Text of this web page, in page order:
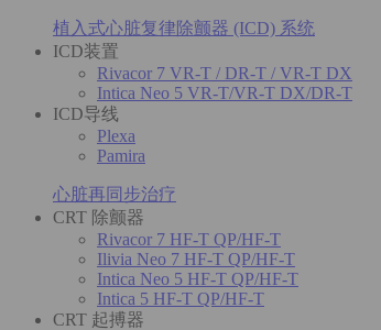
植入式心脏复律除颤器 (ICD) 系统
ICD装置
Rivacor 7 VR-T / DR-T / VR-T DX
Intica Neo 5 VR-T/VR-T DX/DR-T
ICD导线
Plexa
Pamira
心脏再同步治疗
CRT 除颤器
Rivacor 7 HF-T QP/HF-T
Ilivia Neo 7 HF-T QP/HF-T
Intica Neo 5 HF-T QP/HF-T
Intica 5 HF-T QP/HF-T
CRT 起搏器